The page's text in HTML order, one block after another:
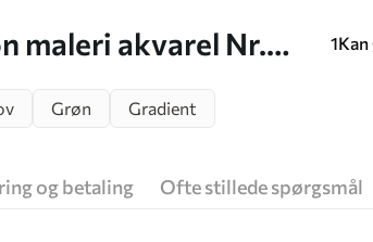
maleri akvarel Nr.
1
Grøn Gradient
og betaling Ofte stillede spørgsmål